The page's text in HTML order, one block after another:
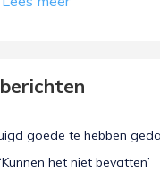
goede te hebben
het niet bevatten’